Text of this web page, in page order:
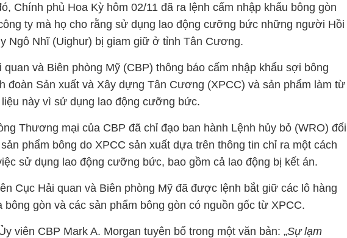
Chính phủ Hoa Kỳ hôm 02/11 đã ra lệnh cấm nhập khẩu bông gòn
ty mà họ cho rằng sử dụng lao động cưỡng bức những người Hồi
Ngô Nhĩ (Uighur) bị giam giữ ở tỉnh Tân Cương.
quan và Biên phòng Mỹ (CBP) thông báo cấm nhập khẩu sợi bông
đoàn Sản xuất và Xây dựng Tân Cương (XPCC) và sản phẩm làm từ
liệu này vì sử dụng lao động cưỡng bức.
Thương mại của CBP đã chỉ đạo ban hành Lệnh hủy bỏ (WRO) đối
phẩm bông do XPCC sản xuất dựa trên thông tin chỉ ra một cách
sử dụng lao động cưỡng bức, bao gồm cả lao động bị kết án.
Cục Hải quan và Biên phòng Mỹ đã được lệnh bắt giữ các lô hàng
bông gòn và các sản phẩm bông gòn có nguồn gốc từ XPCC.
viên CBP Mark A. Morgan tuyên bố trong một văn bản: „Sự lạm